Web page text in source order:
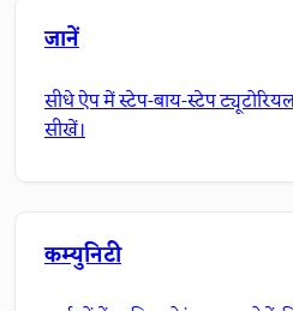
जानें
सीधे ऐप में स्टेप-बाय-स्टेप
सीखें।
कम्युनिटी